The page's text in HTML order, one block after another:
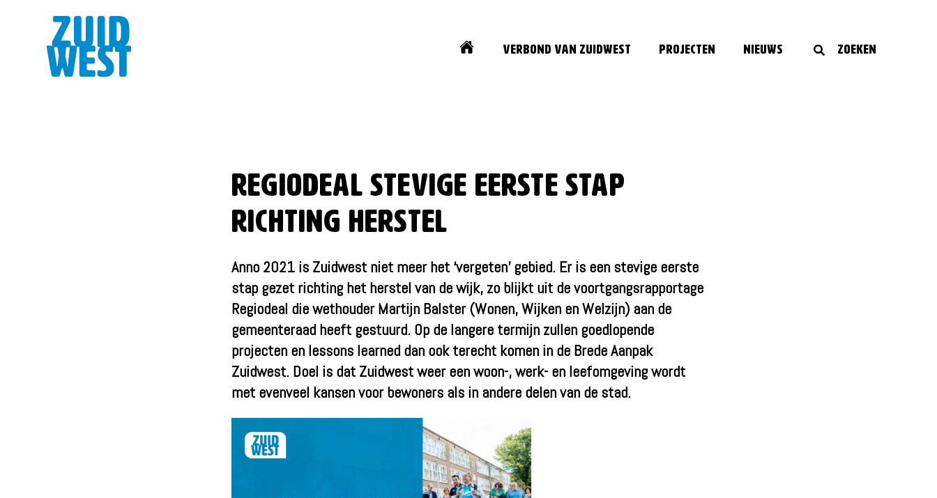
Home Verbond van Zuidwest Projecten Nieuws Zoeken
Regiodeal stevige eerste stap
richting herstel
Anno 2021 is Zuidwest niet meer het ‘vergeten’ gebied. Er is een stevige eerste
stap gezet richting het herstel van de wijk, zo blijkt uit de voortgangsrapportage
Regiodeal die wethouder Martijn Balster (Wonen, Wijken en Welzijn) aan de
gemeenteraad heeft gestuurd. Op de langere termijn zullen goedlopende
projecten en lessons learned dan ook terecht komen in de Brede Aanpak
Zuidwest. Doel is dat Zuidwest weer een woon-, werk- en leefomgeving wordt
met evenveel kansen voor bewoners als in andere delen van de stad.